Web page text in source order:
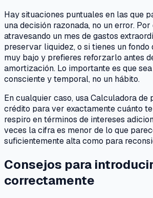
Hay situaciones puntuales en las que
una decisión razonada, no un error.
atravesando un mes de gastos
preservar liquidez, o si tienes un fondo
muy bajo y prefieres reforzarlo antes
amortización. Lo importante es que
consciente y temporal, no un hábito.
En cualquier caso, usa Calculadora de
crédito para ver exactamente cuánto
respiro en términos de intereses
veces la cifra es menor de lo que
suficientemente alta como para
Consejos para
correctamente